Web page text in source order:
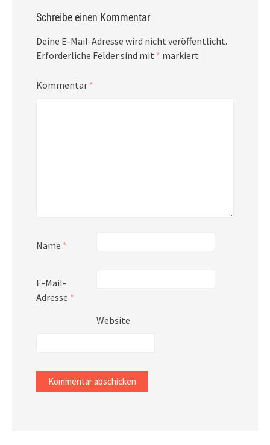
Schreibe einen Kommentar
Deine E-Mail-Adresse wird nicht veröffentlicht.
Erforderliche Felder sind mit * markiert
Kommentar *
Name *
E-Mail-
Adresse *
Website